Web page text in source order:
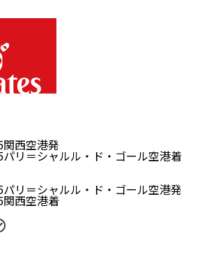
関西空港発
パリ＝シャルル・ド・ゴール空港着
パリ＝シャルル・ド・ゴール空港発
関西空港着